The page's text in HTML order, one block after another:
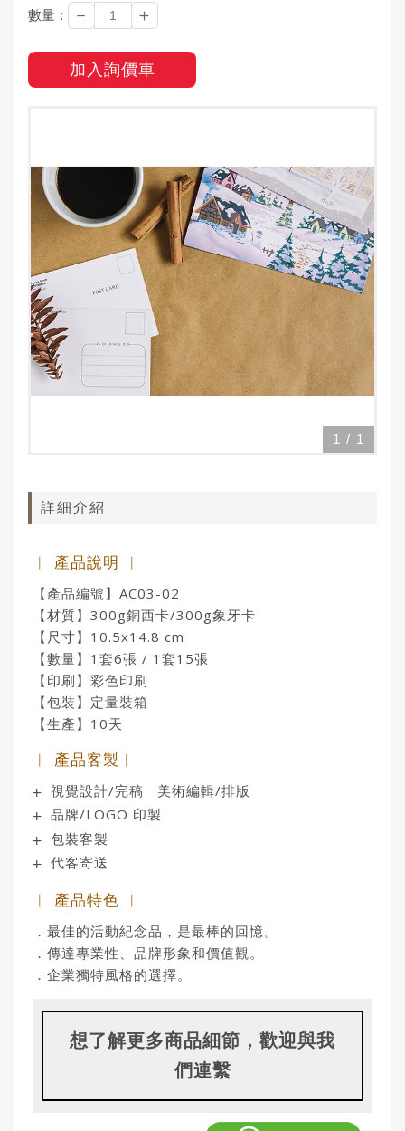
數量 : － ＋
加入詢價車
1 / 1
詳細介紹
︱ 產品說明 ︱
【產品編號】AC03-02
【材質】300g銅西卡/300g象牙卡
【尺寸】10.5x14.8 cm
【數量】1套6張 / 1套15張
【印刷】彩色印刷
【包裝】定量裝箱
【生產】10天
︱ 產品客製︱
視覺設計/完稿 美術編輯/排版
品牌/LOGO 印製
包裝客製
代客寄送
︱ 產品特色 ︱
．最佳的活動紀念品，是最棒的回憶。
．傳達專業性、品牌形象和價值觀。
．企業獨特風格的選擇。
想了解更多商品細節，歡迎與我
們連繫